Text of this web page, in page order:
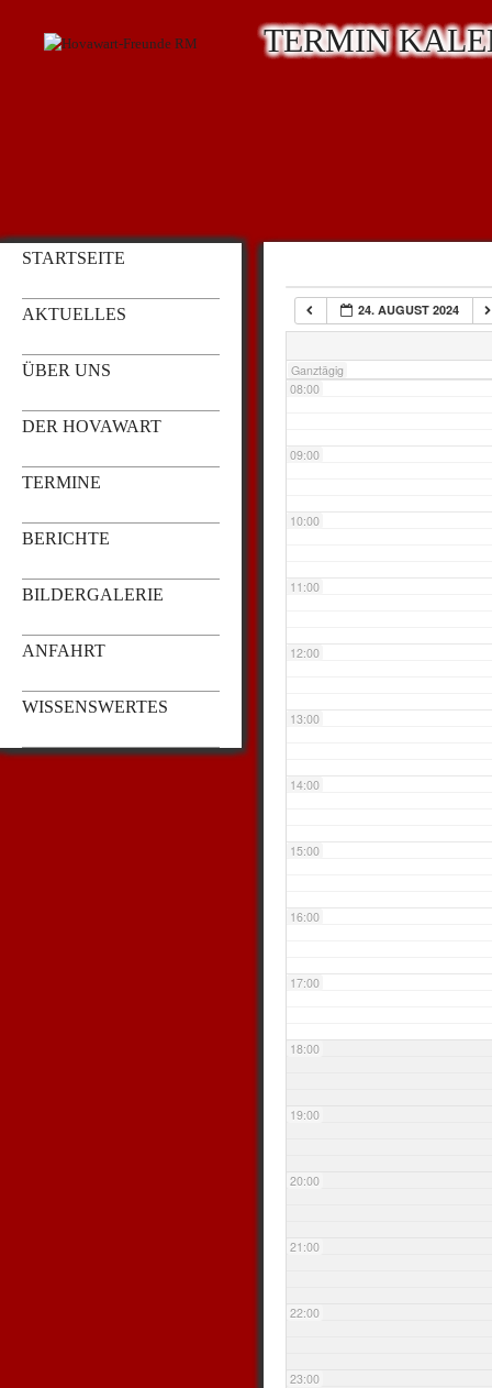
STARTSEITE
AKTUELLES
ÜBER UNS
DER HOVAWART
TERMINE
BERICHTE
BILDERGALERIE
ANFAHRT
WISSENSWERTES
TERMIN
24. AUGUST 2024
Ganztägig
03:00
07:00
08:00
09:00
10:00
11:00
12:00
13:00
14:00
15:00
16:00
17:00
18:00
19:00
20:00
21:00
22:00
23:00